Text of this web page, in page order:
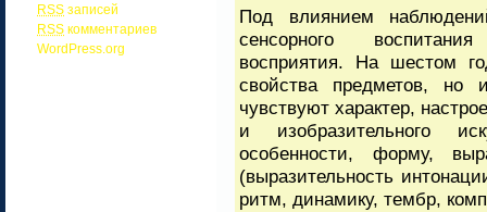
RSS записей
RSS комментариев
WordPress.org
Под влиянием
сенсорного
восприятия. На шестом
свойства предметов, но
чувствуют характер,
и изобразительного
особенности, форму,
(выразительность
ритм, динамику, тембр,